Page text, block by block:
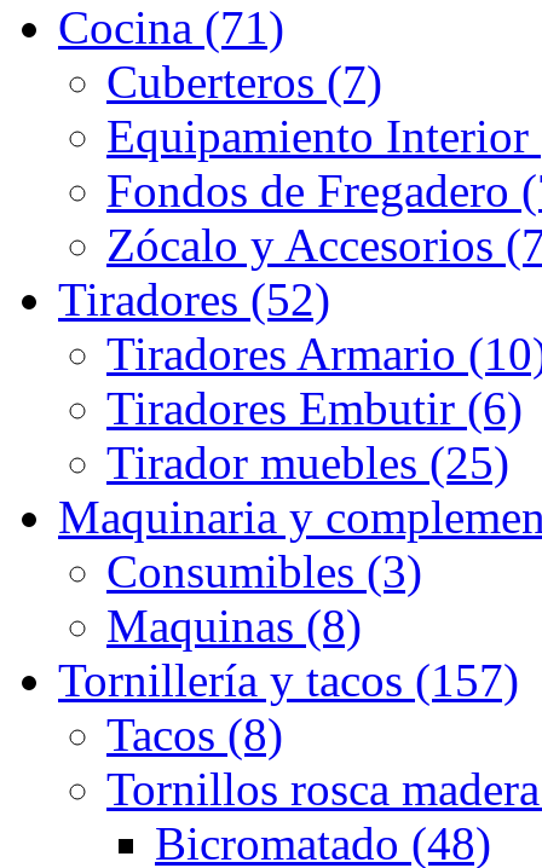
Cocina (71)
Cuberteros (7)
Equipamiento Interior
Fondos de Fregadero
Zócalo y Accesorios
Tiradores (52)
Tiradores Armario
Tiradores Embutir (6)
Tirador muebles (25)
Maquinaria y
Consumibles (3)
Maquinas (8)
Tornillería y tacos (157)
Tacos (8)
Tornillos rosca
Bicromatado (48)